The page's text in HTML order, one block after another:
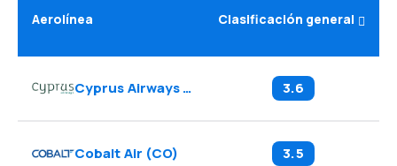
Aerolínea Clasificación general
Cyprus Airways CY 3.6
Cobalt Air (CO) 3.5